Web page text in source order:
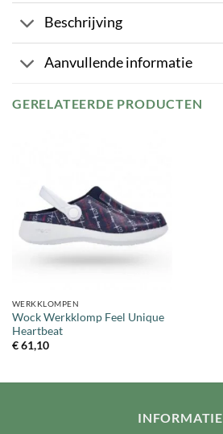
Beschrijving
Aanvullende informatie
GERELATEERDE PRODUCTEN
WERKKLOMPEN
Wock Werkklomp Feel Unique
Heartbeat
€61,10
INFORMATIE